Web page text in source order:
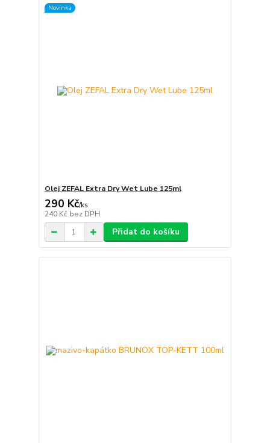
Novinka
Olej ZEFAL Extra Dry Wet Lube 125ml
290 Kč/ks
240 Kč bez DPH
Přidat do košíku